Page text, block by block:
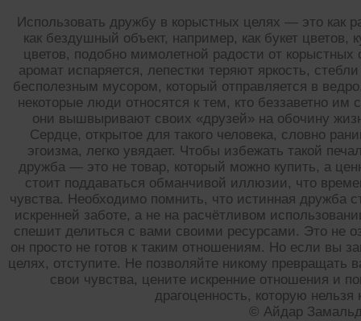
Использовать дружбу в корыстных целях — это как
как бездушный объект, например, как букет
цветов, подобно мимолетной радости от
аромат испаряется, лепестки теряют яркость,
бесполезным мусором, который отправляется в
некоторые люди относятся к тем, кто беззаветно
они вышвыривают своих «друзей» на обочину
Сердце, открытое для такого человека, словно
эгоизма, легко увядает. Чтобы избежать такой
дружба — это не товар, который можно купить, а
стоит поддаваться обманчивой иллюзии, что
чувства. Необходимо помнить, что истинная дружба
искренней заботе, а не на расчётливом
спешит делиться с вами своими ресурсами. Это не
он просто не готов к таким отношениям. Но если вы
целях, отступите. Не позволяйте никому
свои чувства, цените искренние отношения и
драгоценность, которую нельзя
© Айдар